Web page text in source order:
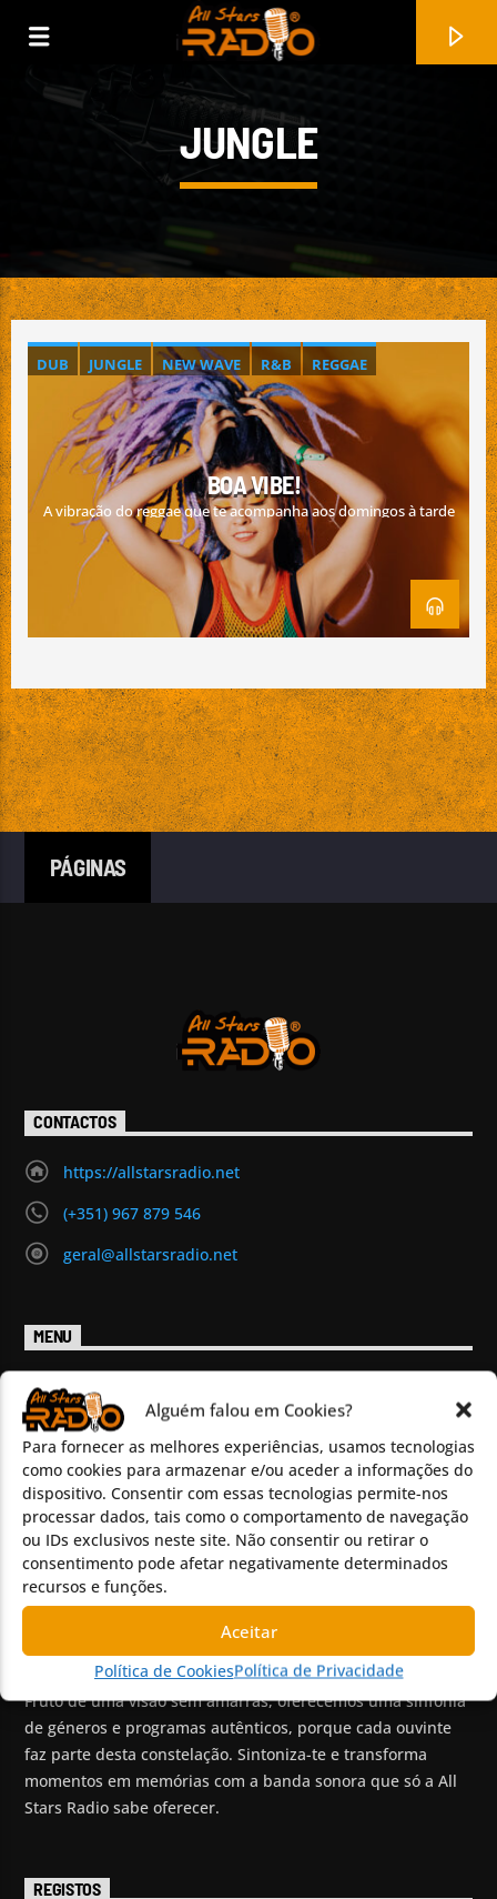
Alguém falou em Cookies?
Para fornecer as melhores experiências, usamos tecnologias
como cookies para armazenar e/ou aceder a informações do
dispositivo. Consentir com essas tecnologias permite-nos
processar dados, tais como o comportamento de navegação
ou IDs exclusivos neste site. Não consentir ou retirar o
consentimento pode afetar negativamente determinados
recursos e funções.
Aceitar
Política de CookiesPolítica de Privacidade
FAIXA ATUAL
SAM FELDT & THE HIM FT. ANGI3
MIDNIGHT HEARTS
JUNGLE
DUB JUNGLE NEW WAVE R&B
REGGAE
ROCKSTEADY
SKA
BOA VIBE!
A vibração do reggae que te acompanha aos domingos à tarde
PÁGINAS
CONTACTOS
https://allstarsradio.net
(+351) 967 879 546
geral@allstarsradio.net
MENU
Programas
Eventos
Magazine
Chat
Discos Pedidos
Vídeos
Promoção de Bandas
SOBRE NÓS
Fruto de uma visão sem amarras, oferecemos uma sinfonia
de géneros e programas autênticos, porque cada ouvinte
faz parte desta constelação. Sintoniza-te e transforma
momentos em memórias com a banda sonora que só a All
Stars Radio sabe oferecer.
REGISTOS